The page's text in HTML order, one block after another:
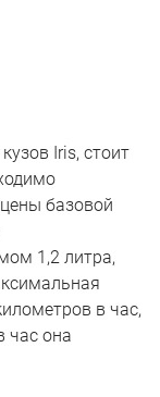
Iris, стоит
базовой
1,2 литра,
в час,
час она